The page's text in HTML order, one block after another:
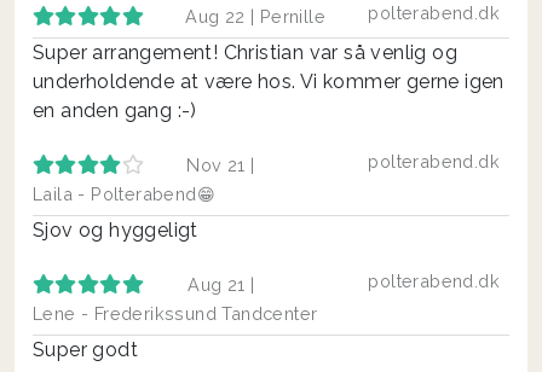
polterabend.dk
Aug 22 | Pernille
Super arrangement! Christian var så venlig og
underholdende at være hos. Vi kommer gerne igen
en anden gang :-)
polterabend.dk
Nov 21 |
Laila - Polterabend😁
Sjov og hyggeligt
polterabend.dk
Aug 21 |
Lene - Frederikssund Tandcenter
Super godt